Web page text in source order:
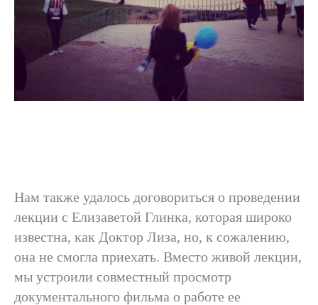
Нам также удалось договориться о проведении
лекции с Елизаветой Глинка, которая широко
известна, как Доктор Лиза, но, к сожалению,
она не смогла приехать. Вместо живой лекции,
мы устроили совместный просмотр
документального фильма о работе ее
партнёрства и выступлений
Расскажите подробнее о себе
и о том, чем вы занимаетесь
Имя